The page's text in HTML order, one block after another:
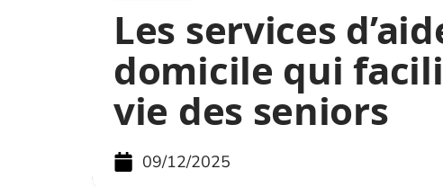
Les services
domicile qui
vie des seniors
09/12/2025